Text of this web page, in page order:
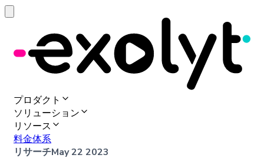
プロダクト
ソリューション
リソース
料金体系
リサーチMay 22 2023